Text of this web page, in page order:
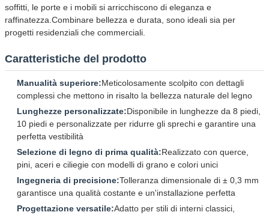
soffitti, le porte e i mobili si arricchiscono di eleganza e
raffinatezza.Combinare bellezza e durata, sono ideali sia per
progetti residenziali che commerciali.
Caratteristiche del prodotto
Manualità superiore:Meticolosamente scolpito con dettagli
complessi che mettono in risalto la bellezza naturale del legno
Lunghezze personalizzate:Disponibile in lunghezze da 8 piedi,
10 piedi e personalizzate per ridurre gli sprechi e garantire una
perfetta vestibilità
Selezione di legno di prima qualità:Realizzato con querce,
pini, aceri e ciliegie con modelli di grano e colori unici
Ingegneria di precisione:Tolleranza dimensionale di ± 0,3 mm
garantisce una qualità costante e un'installazione perfetta
Progettazione versatile:Adatto per stili di interni classici,